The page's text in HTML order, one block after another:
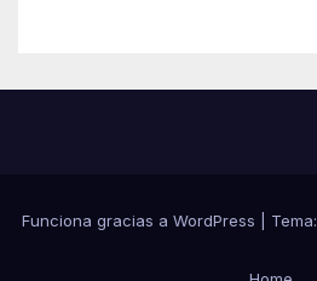
Funciona gracias a WordPress Tema: